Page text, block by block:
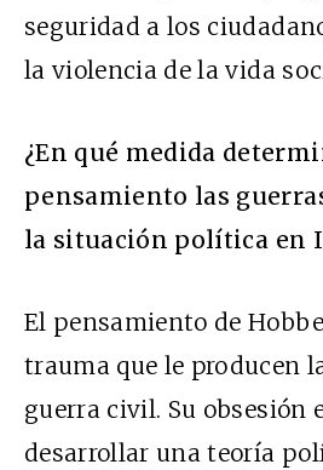
seguridad a los
la violencia de la vida
¿En qué medida
pensamiento las
la situación política en
El pensamiento de
trauma que le producen
guerra civil. Su obsesión
desarrollar una teoría